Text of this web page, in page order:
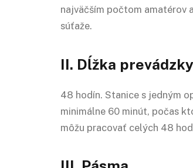
najväčším počtom amatérov
súťaže.
II. Dĺžka prevádzky
48 hodín. Stanice s jedným
minimálne 60 minút, počas
môžu pracovať celých 48